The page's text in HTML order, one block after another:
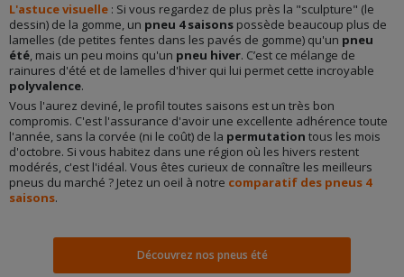
L'astuce visuelle : Si vous regardez de plus près la "sculpture" (le
dessin) de la gomme, un pneu 4 saisons possède beaucoup plus de
lamelles (de petites fentes dans les pavés de gomme) qu'un pneu
été, mais un peu moins qu'un pneu hiver. C’est ce mélange de
rainures d'été et de lamelles d'hiver qui lui permet cette incroyable
polyvalence.
Vous l'aurez deviné, le profil toutes saisons est un très bon
compromis. C'est l'assurance d'avoir une excellente adhérence toute
l'année, sans la corvée (ni le coût) de la permutation tous les mois
d'octobre. Si vous habitez dans une région où les hivers restent
modérés, c'est l'idéal. Vous êtes curieux de connaître les meilleurs
pneus du marché ? Jetez un oeil à notre comparatif des pneus 4
saisons.
Découvrez nos pneus été